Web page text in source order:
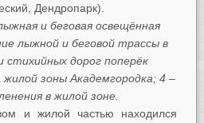
Дендропарк).
и беговая освещённая
лыжной и беговой трассы в
стихийных дорог поперёк
жилой зоны Академгородка; 4 –
в жилой зоне.
и жилой частью находился